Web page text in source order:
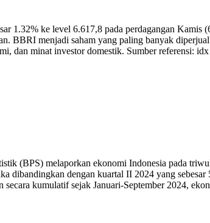
1.32% ke level 6.617,8 pada perdagangan
BBRI menjadi saham yang paling banyak
dan minat investor domestik. Sumber referensi:
(BPS) melaporkan ekonomi Indonesia pada
dibandingkan dengan kuartal II 2024 yang
kumulatif sejak Januari-September 2024,